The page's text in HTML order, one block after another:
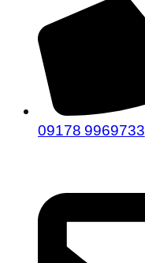
09178 9969733